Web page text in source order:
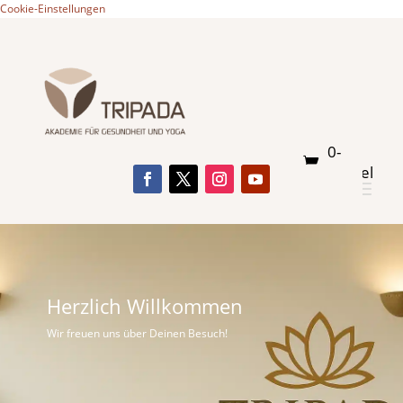
Cookie-Einstellungen
0-
Artikel
Herzlich Willkommen
Wir freuen uns über Deinen Besuch!